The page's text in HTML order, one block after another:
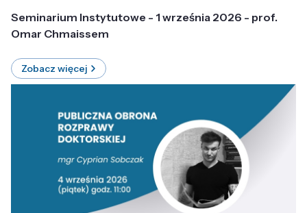
Seminarium Instytutowe - 1 września 2026 - prof.
Omar Chmaissem
Zobacz więcej